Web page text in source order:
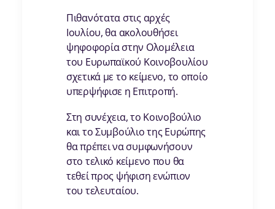
Πιθανότατα στις αρχές
Ιουλίου, θα ακολουθήσει
ψηφοφορία στην Ολομέλεια
του Ευρωπαϊκού Κοινοβουλίου
σχετικά με το κείμενο, το οποίο
υπερψήφισε η Επιτροπή.
Στη συνέχεια, το Κοινοβούλιο
και το Συμβούλιο της Ευρώπης
θα πρέπει να συμφωνήσουν
στο τελικό κείμενο που θα
τεθεί προς ψήφιση ενώπιον
του τελευταίου.